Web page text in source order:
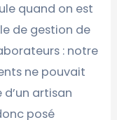
quand on est
de gestion de
: notre
ne pouvait
artisan
posé